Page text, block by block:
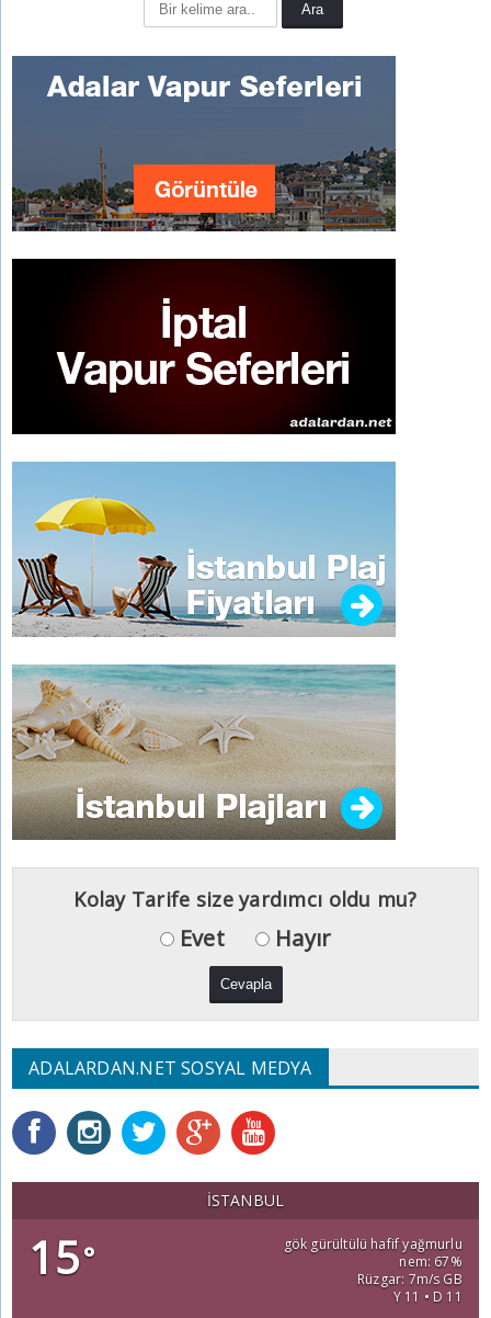
Kolay Tarife size yardımcı oldu mu?
Evet Hayır
ADALARDAN.NET SOSYAL MEDYA
İSTANBUL
15°
gök gürültülü hafif yağmurlu
nem: 67%
Rüzgar: 7m/s GB
Y 11 • D 11